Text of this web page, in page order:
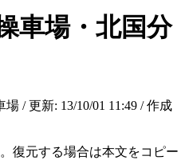
車場・北国分
/ 更新: 13/10/01 11:49 / 作成
復元する場合は本文をコピー